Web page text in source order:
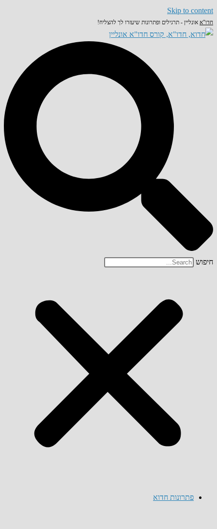
Skip to content
חדו"א אונליין - תרגילים ופתרונות שיעזרו לך להצליח!
חיפוש
פתרונות חדוא